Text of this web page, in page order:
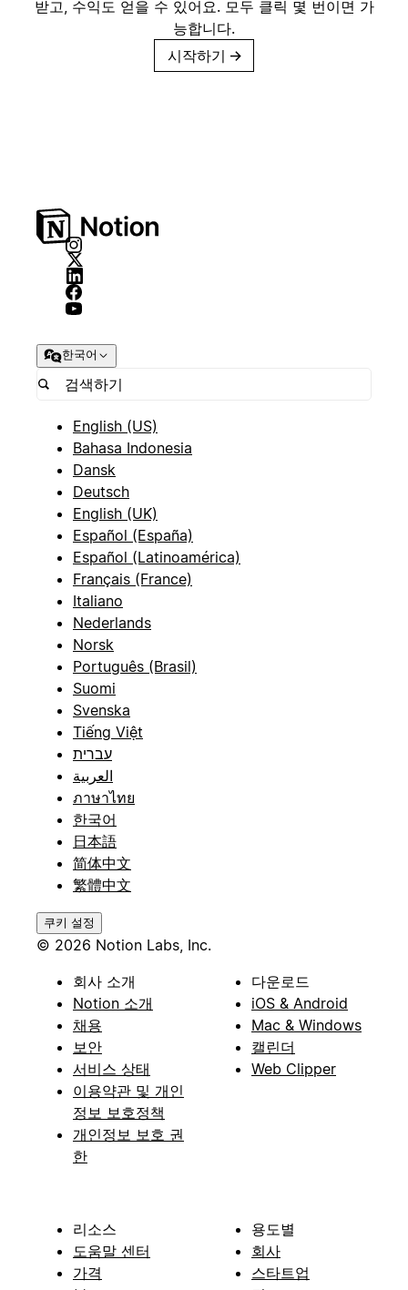
받고, 수익도 얻을 수 있어요. 모두 클릭 몇 번이면 가
능합니다.
시작하기 →
한국어
English (US)
Bahasa Indonesia
Dansk
Deutsch
English (UK)
Español (España)
Español (Latinoamérica)
Français (France)
Italiano
Nederlands
Norsk
Português (Brasil)
Suomi
Svenska
Tiếng Việt
עברית
العربية
ภาษาไทย
한국어
日本語
简体中文
繁體中文
쿠키 설정
© 2026 Notion Labs, Inc.
회사 소개
Notion 소개
채용
보안
서비스 상태
이용약관 및 개인
정보 보호정책
개인정보 보호 권
한
다운로드
iOS & Android
Mac & Windows
캘린더
Web Clipper
리소스
도움말 센터
가격
용도별
회사
스타트업